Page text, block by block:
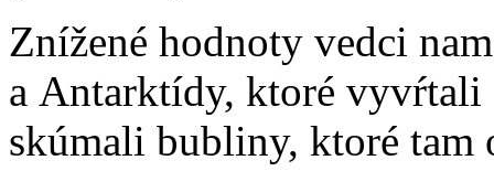
Znížené hodnoty vedci
a Antarktídy, ktoré
skúmali bubliny, ktoré